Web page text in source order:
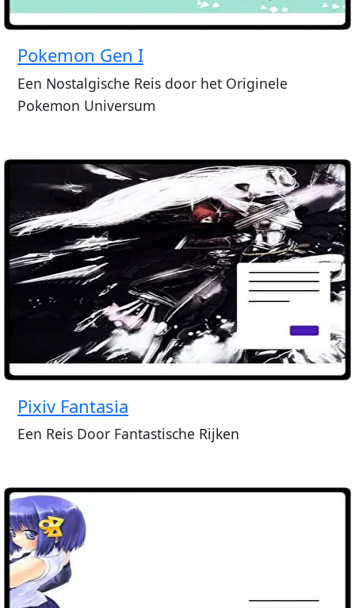
Pokemon Gen I
Een Nostalgische Reis door het Originele
Pokemon Universum
Pixiv Fantasia
Een Reis Door Fantastische Rijken